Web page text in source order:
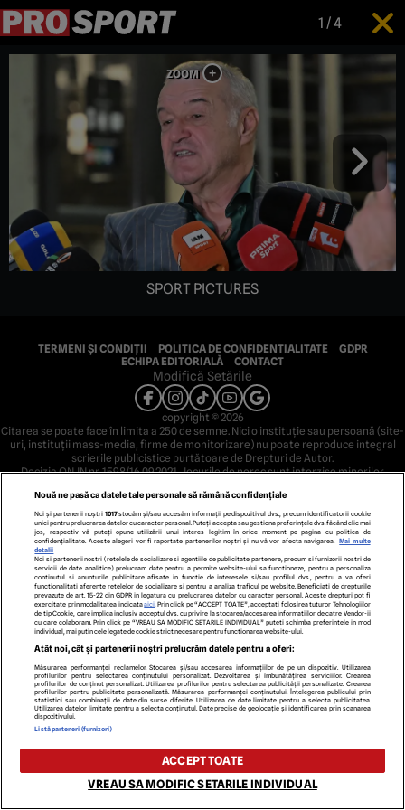
1 /4
SPORT PICTURES
TERMENI ȘI CONDIȚII POLITICA DE CONFIDENTIALITATE
GDPR
ECHIPA EDITORIALĂ
CONTACT
Modifică Setările
copyright © 2026
Citarea se poate face în limita a 250 de semne. Nici o instituţie sau persoană (site-
uri, instituţii mass-media, firme de monitorizare) nu poate reproduce integral
scrierile publicistice purtătoare de Drepturi de Autor.
Decizia ONJN nr. 1598/16.09.2021. Jocurile de noroc sunt interzise minorilor.
Nouă ne pasă ca datele tale personale să rămână confidențiale
Noi și partenerii noștri 1017stocăm și/sau accesăm informații pe dispozitivul dvs., precum identificatorii cookie
unici pentru prelucrarea datelor cu caracter personal. Puteți accepta sau gestiona preferințele dvs. făcând clic mai
jos, respectiv vă puteți opune utilizării unui interes legitim în orice moment pe pagina cu politica de
confidențialitate. Aceste alegeri vor fi raportate partenerilor noștri și nu vă vor afecta navigarea.
Mai multe
detalii
Noi si partenerii nostri (retelele de socializare si agentiile de publicitate partenere, precum si furnizorii nostri de
servicii de date analitice) prelucram date pentru a permite website-ului sa functioneze, pentru a personaliza
continutul si anunturile publicitare afisate in functie de interesele si/sau profilul dvs., pentru a va oferi
functionalitati aferente retelelor de socializare si pentru a analiza traficul pe website. Beneficiati de drepturile
prevazute de art. 15-22 din GDPR in legatura cu prelucrarea datelor cu caracter personal. Aceste drepturi pot fi
exercitate prin modalitatea indicataaici . Prin click pe “ACCEPT TOATE”, acceptati folosirea tuturor Tehnologiilor
de tip Cookie, care implica inclusiv acceptul dvs. cu privire la stocarea/accesarea informatiilor de catre Vendor-ii
cu care colaboram. Prin click pe “VREAU SA MODIFIC SETARILE INDIVIDUAL” puteti schimba preferintele in mod
individual, mai putin cele legate de cookie strict necesare pentru functionarea website-ului.
Atât noi, cât și partenerii noștri prelucrăm datele pentru a oferi:
Măsurarea performanței reclamelor. Stocarea și/sau accesarea informațiilor de pe un dispozitiv. Utilizarea
profilurilor pentru selectarea conținutului personalizat. Dezvoltarea și îmbunătățirea serviciilor. Crearea
profilurilor de conținut personalizat. Utilizarea profilurilor pentru selectarea publicității personalizate. Crearea
profilurilor pentru publicitate personalizată. Măsurarea performanței conținutului. Înțelegerea publicului prin
statistici sau combinații de date din surse diferite. Utilizarea de date limitate pentru a selecta publicitatea.
Utilizarea datelor limitate pentru a selecta conținutul. Date precise de geolocație și identificarea prin scanarea
dispozitivului.
Listă parteneri (furnizori)
ACCEPT TOATE
VREAU SA MODIFIC SETARILE INDIVIDUAL